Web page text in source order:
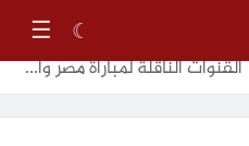
☾
☰
القنوات الناقلة لمباراة مصر والأرجنتين بث مباشر في كأس العالم 2026.. الموعد والمعلق والتردد